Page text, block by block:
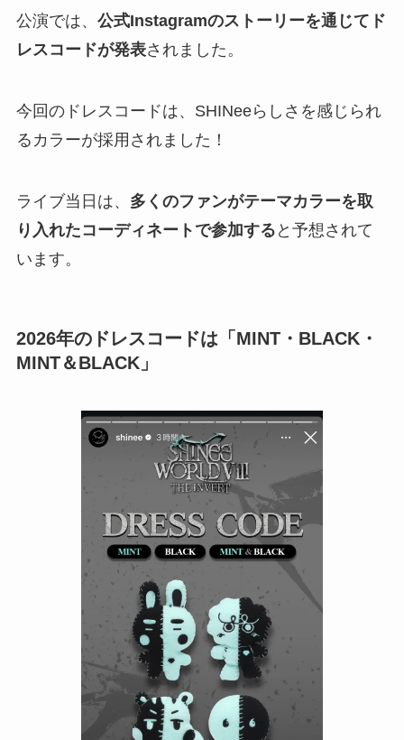
公演では、 公式Instagramのストーリーを通じてド
レスコードが発表されました。
今回のドレスコードは、SHINeeらしさを感じられ
るカラーが採用されました！
ライブ当日は、 多くのファンがテーマカラーを取
り入れたコーディネートで参加する と予想されて
います。
2026年のドレスコードは「MINT・BLACK・
MINT＆BLACK」